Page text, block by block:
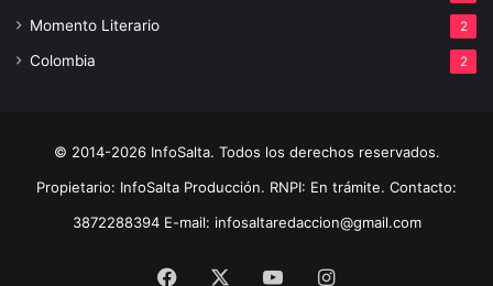
Momento Literario 2
Colombia 2
© 2014-2026 InfoSalta. Todos los derechos reservados.
Propietario: InfoSalta Producción. RNPI: En trámite. Contacto:
3872288394 E-mail: infosaltaredaccion@gmail.com
Facebook YouTubeInstagram